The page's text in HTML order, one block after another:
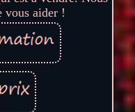
vous aider !